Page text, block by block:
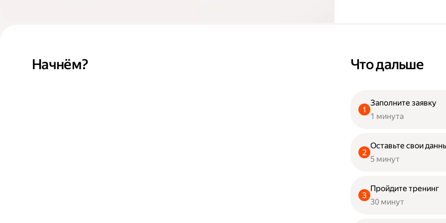
Начнём? Что дальше
Заполните заявку
1 минута
Оставьте свои
5 минут
Пройдите тренинг
30 минут